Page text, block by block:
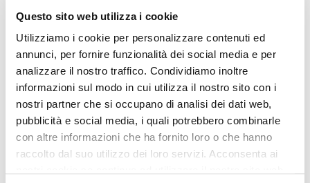
Questo sito web utilizza i cookie
Utilizziamo i cookie per personalizzare contenuti ed
annunci, per fornire funzionalità dei social media e per
analizzare il nostro traffico. Condividiamo inoltre
informazioni sul modo in cui utilizza il nostro sito con i
nostri partner che si occupano di analisi dei dati web,
pubblicità e social media, i quali potrebbero combinarle
con altre informazioni che ha fornito loro o che hanno
raccolto dal suo utilizzo dei loro servizi. Acconsenta ai